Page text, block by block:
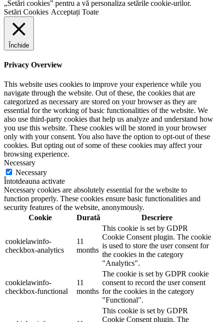
„Setări cookies” pentru a vă personaliza setările cookie-urilor.
Setări Cookies Acceptați Toate
Închide
Privacy Overview
This website uses cookies to improve your experience while you
navigate through the website. Out of these, the cookies that are
categorized as necessary are stored on your browser as they are
essential for the working of basic functionalities of the website. We
also use third-party cookies that help us analyze and understand how
you use this website. These cookies will be stored in your browser
only with your consent. You also have the option to opt-out of these
cookies. But opting out of some of these cookies may affect your
browsing experience.
Necessary
Necessary
Întotdeauna activate
Necessary cookies are absolutely essential for the website to
function properly. These cookies ensure basic functionalities and
security features of the website, anonymously.
Cookie
Durată Descriere
cookielawinfo-
checkbox-analytics
11
months
This cookie is set by GDPR
Cookie Consent plugin. The cookie
is used to store the user consent for
the cookies in the category
"Analytics".
cookielawinfo-
checkbox-functional
11
months
The cookie is set by GDPR cookie
consent to record the user consent
for the cookies in the category
"Functional".
This cookie is set by GDPR
Cookie Consent plugin. The